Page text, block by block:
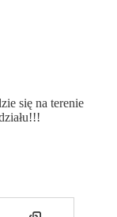
się na terenie